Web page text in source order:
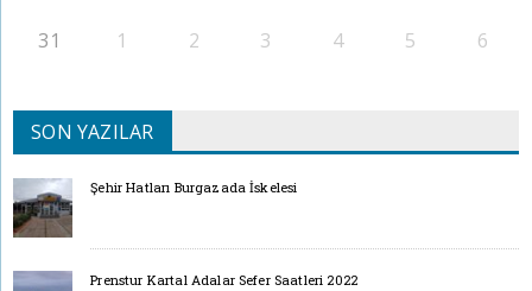
31 1 2 3 4 5 6
SON YAZILAR
Şehir Hatları Burgazada İskelesi
Prenstur Kartal Adalar Sefer Saatleri 2022